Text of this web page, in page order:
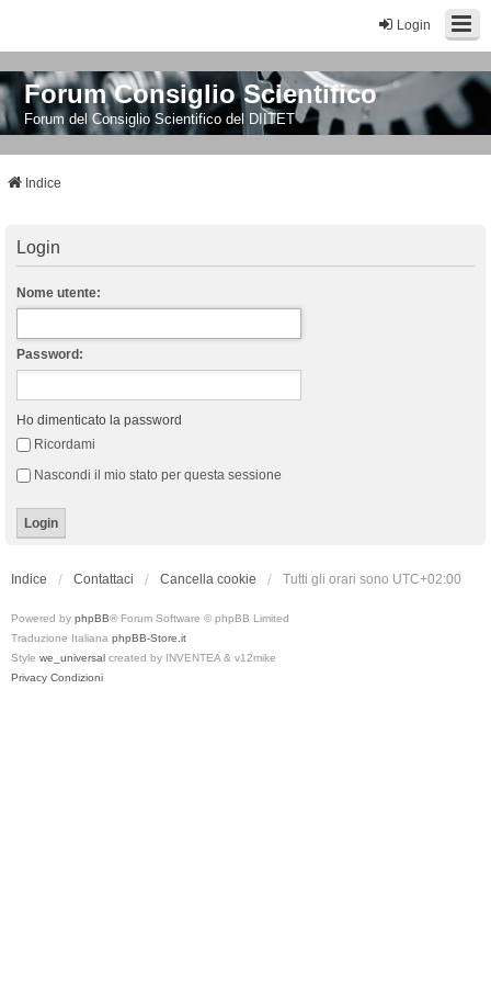
Login
Forum Consiglio Scientifico
Forum del Consiglio Scientifico del DIITET
Indice
Login
Nome utente:
Password:
Ho dimenticato la password
Ricordami
Nascondi il mio stato per questa sessione
Indice Contattaci Cancella cookie Tutti gli orari sono UTC+02:00
Powered by phpBB® Forum Software © phpBB Limited
Traduzione Italiana phpBB-Store.it
Style we_universal created by INVENTEA & v12mike
Privacy Condizioni